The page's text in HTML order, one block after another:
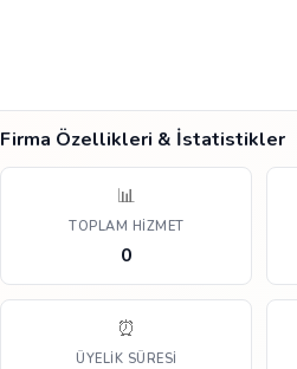
Firma Özellikleri & İstatistikler
📊
TOPLAM HIZMET
0
⏰
ÜYELIK SÜRESI